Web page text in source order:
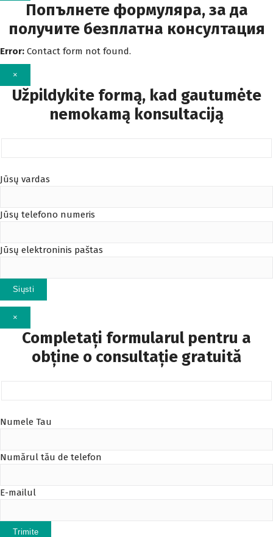
Попълнете формуляра, за да
получите безплатна консултация
Error: Contact form not found.
×
Užpildykite formą, kad gautumėte
nemokamą konsultaciją
Jūsų vardas
Jūsų telefono numeris
Jūsų elektroninis paštas
×
Completați formularul pentru a
obține o consultație gratuită
Numele Tau
Numărul tău de telefon
E-mailul